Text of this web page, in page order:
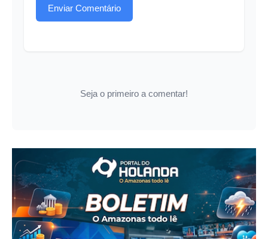
Enviar Comentário
Seja o primeiro a comentar!